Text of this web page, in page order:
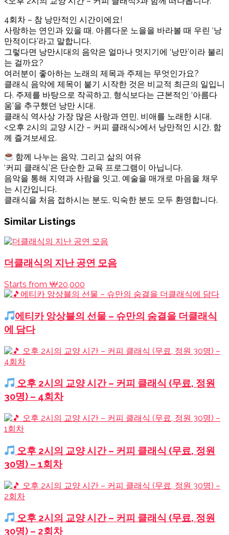
4회차 – 참 낭만적인 시간이에요!
사랑하는 연인과 있을 때, 아름다운 노을을 바라볼 때 우린 ‘낭
만적이다’라고 말합니다.
그렇다면 낭만시대의 음악은 얼마나 멋지기에 ‘낭만’이라 불리
는 걸까요?
여러분이 좋아하는 노래의 제목과 주제는 무엇인가요?
클래식 음악에 제목이 붙기 시작한 것은 비교적 최근의 일입니
다. 주제를 바탕으로 작곡하고, 형식보다는 근본적인 ‘아름다
움’을 추구했던 낭만 시대.
클래식 역사상 가장 많은 사랑과 연민, 비애를 노래한 시대.
<오후 2시의 교양 시간 – 커피 클래식>에서 낭만적인 시간, 함
께 즐겨보세요.
함께 나누는 음악, 그리고 삶의 여유
‘커피 클래식’은 단순한 교육 프로그램이 아닙니다.
음악을 통해 지역과 사람을 잇고, 예술을 매개로 마음을 채우
는 시간입니다.
클래식을 처음 접하시는 분도, 익숙한 분도 모두 환영합니다.
Similar Listings
더클래식의 지난 공연 모음
Starts from ₩20,000
에티카 앙상블의 선물 – 슈만의 숨결을 더클래식
에 담다
오후 2시의 교양 시간 – 커피 클래식 (무료, 정원
30명) – 4회차
오후 2시의 교양 시간 – 커피 클래식 (무료, 정원
30명) – 1회차
오후 2시의 교양 시간 – 커피 클래식 (무료, 정원
30명) – 2회차